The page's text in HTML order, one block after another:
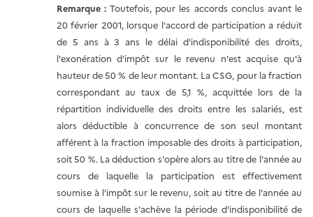
Remarque :Toutefois, pour les accords conclus avant le
20 février 2001, lorsque l'accord de participation a réduit
de 5 ans à 3 ans le délai d'indisponibilité des droits,
l'exonération d'impôt sur le revenu n'est acquise qu'à
hauteur de 50 % de leur montant. La CSG, pour la fraction
correspondant au taux de 5,1 %, acquittée lors de la
répartition individuelle des droits entre les salariés, est
alors déductible à concurrence de son seul montant
afférent à la fraction imposable des droits à participation,
soit 50 %. La déduction s'opère alors au titre de l'année au
cours de laquelle la participation est effectivement
soumise à l'impôt sur le revenu, soit au titre de l'année au
cours de laquelle s'achève la période d'indisponibilité de